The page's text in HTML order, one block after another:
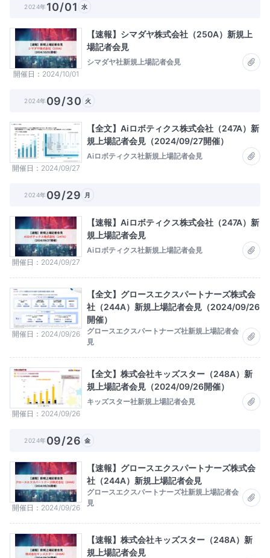
2024年10/01 水
開催日 2024/10/01
【速報】シマダヤ株式会社（250A）新規上
場記者会見
シマダヤ社新規上場記者会見
2024年09/30 火
開催日 2024/09/27
【全文】Aiロボティクス株式会社（247A）新
規上場記者会見（2024/09/27開催）
Aiロボティクス社新規上場記者会見
2024年09/29 月
開催日 2024/09/27
【速報】Aiロボティクス株式会社（247A）新
規上場記者会見
Aiロボティクス社新規上場記者会見
開催日 2024/09/26
【全文】グロースエクスパートナーズ株式会
社（244A）新規上場記者会見（2024/09/26
開催）
グロースエクスパートナーズ社新規上場記者会
見
開催日 2024/09/26
【全文】株式会社キッズスター（248A）新
規上場記者会見（2024/09/26開催）
キッズスター社新規上場記者会見
2024年09/26 金
開催日 2024/09/26
【速報】グロースエクスパートナーズ株式会
社（244A）新規上場記者会見
グロースエクスパートナーズ社新規上場記者会
見
【速報】株式会社キッズスター（248A）新
規上場記者会見